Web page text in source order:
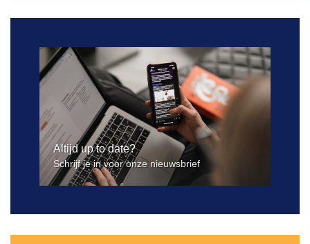
Altijd up to date?
Schrijf je in voor onze nieuwsbrief